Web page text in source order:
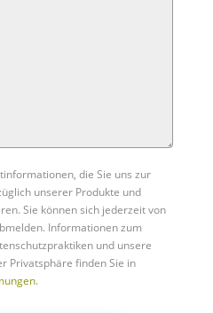
die Sie uns zur
unserer Produkte und
Sie können sich jederzeit von
Informationen zum
und unsere
Privatsphäre finden Sie in
.